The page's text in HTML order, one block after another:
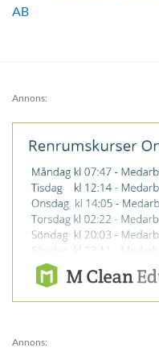
AB
Annons:
Annons: